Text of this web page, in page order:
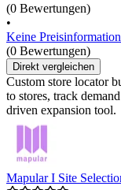
(0 Bewertungen)
•
Keine
(0 Bewertungen)
Direkt vergleichen
Custom store locator
to stores, track
driven expansion tool.
Mapular I Site